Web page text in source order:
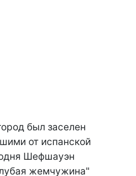
был заселен
от испанской
Шефшауэн
жемчужина"